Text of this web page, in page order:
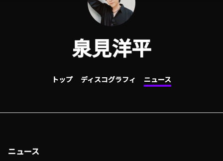
ご利用の流れ
よくある質問
泉見洋平
トップ ディスコグラフィ ニュース
ニュース